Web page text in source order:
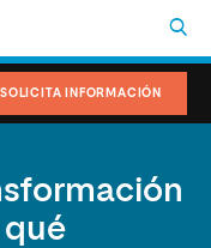
SOLICITA INFORMACIÓN